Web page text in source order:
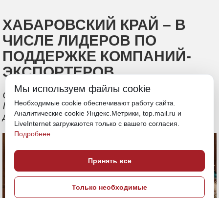
ХАБАРОВСКИЙ КРАЙ – В
ЧИСЛЕ ЛИДЕРОВ ПО
ПОДДЕРЖКЕ КОМПАНИЙ-
ЭКСПОРТЕРОВ
Об этом на встрече с Владимиром
Путиным заявила генеральный
директор РЭЦ Вероника Никишина
Мы используем файлы cookie
Необходимые cookie обеспечивают работу сайта.
Аналитические cookie Яндекс.Метрики, top.mail.ru и
LiveInternet загружаются только с вашего согласия.
Подробнее
Принять все
Только необходимые